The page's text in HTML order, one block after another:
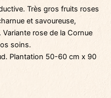
Très gros fruits roses
et savoureuse,
rose de la Cornue
soins.
Plantation 50-60 cm x 90